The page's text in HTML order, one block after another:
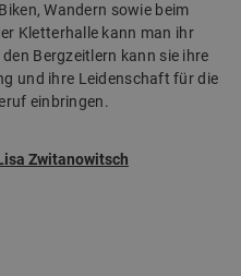
Wandern sowie beim
Kletterhalle kann man ihr
Bergzeitlern kann sie ihre
und ihre Leidenschaft für die
einbringen.
Zwitanowitsch